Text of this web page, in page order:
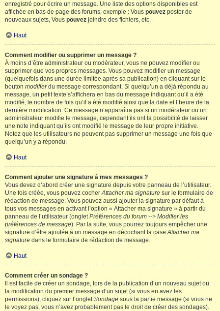
enregistré pour écrire un message. Une liste des options disponibles est
affichée en bas de page des forums, exemple : Vous pouvez poster de
nouveaux sujets, Vous pouvez joindre des fichiers, etc.
Haut
Comment modifier ou supprimer un message ?
À moins d’être administrateur ou modérateur, vous ne pouvez modifier ou
supprimer que vos propres messages. Vous pouvez modifier un message
(quelquefois dans une durée limitée après sa publication) en cliquant sur le
bouton modifierdu message correspondant. Si quelqu’un a déjà répondu au
message, un petit texte s’affichera en bas du message indiquant qu’il a été
modifié, le nombre de fois qu’il a été modifié ainsi que la date et l’heure de la
dernière modification. Ce message n’apparaîtra pas si un modérateur ou un
administrateur modifie le message, cependant ils ont la possibilité de laisser
une note indiquant qu’ils ont modifié le message de leur propre initiative.
Notez que les utilisateurs ne peuvent pas supprimer un message une fois que
quelqu’un y a répondu.
Haut
Comment ajouter une signature à mes messages ?
Vous devez d’abord créer une signature depuis votre panneau de l’utilisateur.
Une fois créée, vous pouvez cocherAttacher ma signature sur le formulaire de
rédaction de message. Vous pouvez aussi ajouter la signature par défaut à
tous vos messages en activant l’option « Attacher ma signature » à partir du
panneau de l’utilisateur (ongletPréférences du forum --> Modifier les
préférences de message). Par la suite, vous pourrez toujours empêcher une
signature d’être ajoutée à un message en décochant la caseAttacher ma
signature dans le formulaire de rédaction de message.
Haut
Comment créer un sondage ?
Il est facile de créer un sondage, lors de la publication d’un nouveau sujet ou
la modification du premier message d’un sujet (si vous en avez les
permissions), cliquez sur l’ongletSondage sous la partie message (si vous ne
le voyez pas, vous n’avez probablement pas le droit de créer des sondages).